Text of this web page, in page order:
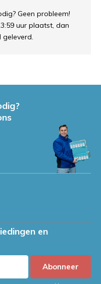
Geen probleem!
uur plaatst, dan
en
Abonneer